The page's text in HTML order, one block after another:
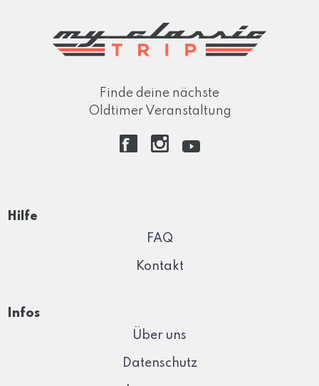
Finde deine nächste
Oldtimer Veranstaltung
Hilfe
FAQ
Kontakt
Infos
Über uns
Datenschutz